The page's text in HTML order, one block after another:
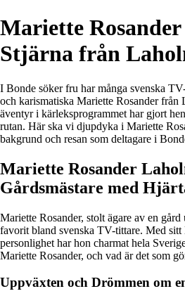
Mariette
Stjärna från
I Bonde söker fru har många svenska
och karismatiska Mariette Rosander från
äventyr i kärleksprogrammet har gjort
rutan. Här ska vi djupdyka i Mariette
bakgrund och resan som deltagare i
Mariette Rosander
Gårdsmästare med
Mariette Rosander, stolt ägare av en
favorit bland svenska TV-tittare. Med sitt
personlighet har hon charmat hela
Mariette Rosander, och vad är det som
Uppväxten och Drömmen om